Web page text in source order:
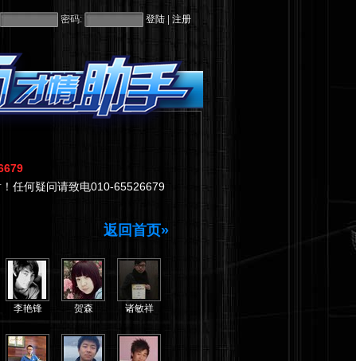
密码:
任何疑问请致电010-65526679
返回首页»
李艳锋 贺森 诸敏祥